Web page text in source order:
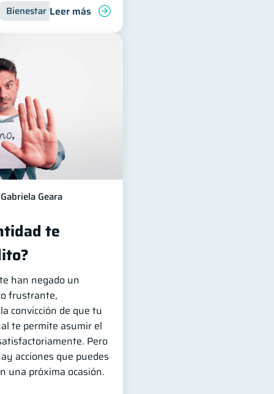
Bienestar financiero
Leer más
Gabriela Geara
te
han negado un
frustrante,
convicción de que tu
te permite asumir el
Pero
acciones que puedes
una próxima ocasión.